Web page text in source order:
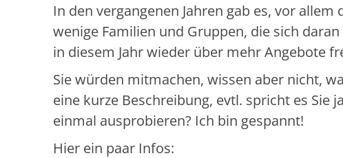
In den vergangenen Jahren gab es, vor
wenige Familien und Gruppen, die sich
in diesem Jahr wieder über mehr Angebote
Sie würden mitmachen, wissen aber nicht,
eine kurze Beschreibung, evtl. spricht es
einmal ausprobieren? Ich bin gespannt!
Hier ein paar Infos: